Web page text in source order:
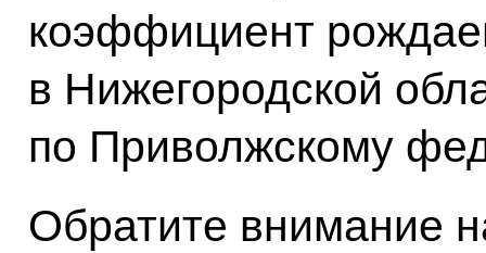
коэффициент
в Нижегородской
по Приволжскому
Обратите внимание